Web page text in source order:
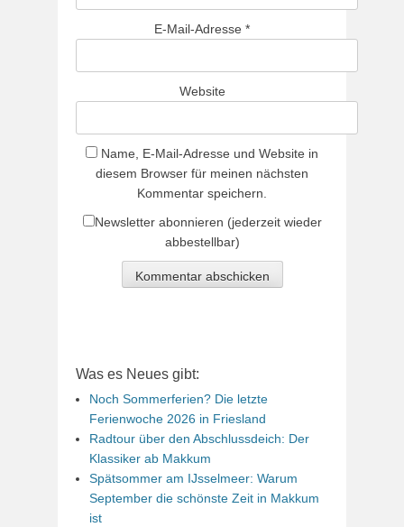
E-Mail-Adresse *
Website
Name, E-Mail-Adresse und Website in
diesem Browser für meinen nächsten
Kommentar speichern.
Newsletter abonnieren (jederzeit wieder
abbestellbar)
Was es Neues gibt:
Noch Sommerferien? Die letzte
Ferienwoche 2026 in Friesland
Radtour über den Abschlussdeich: Der
Klassiker ab Makkum
Spätsommer am IJsselmeer: Warum
September die schönste Zeit in Makkum
ist